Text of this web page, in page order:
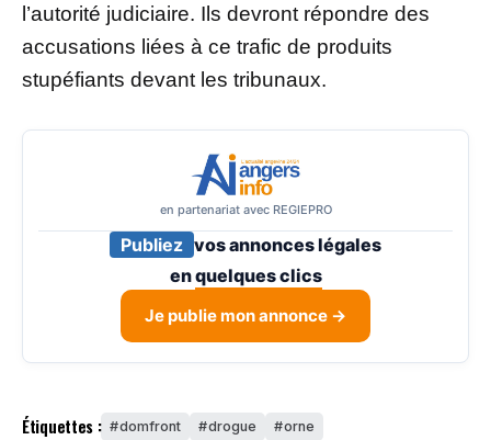
l’autorité judiciaire. Ils devront répondre des
accusations liées à ce trafic de produits
stupéfiants devant les tribunaux.
en partenariat avec REGIEPRO
Publiez vos annonces légales
enquelques clics
Je publie mon annonce →
Étiquettes : domfront drogue orne